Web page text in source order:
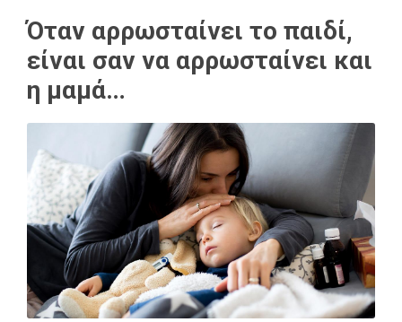
Όταν αρρωσταίνει το παιδί,
είναι σαν να αρρωσταίνει και
η μαμά…